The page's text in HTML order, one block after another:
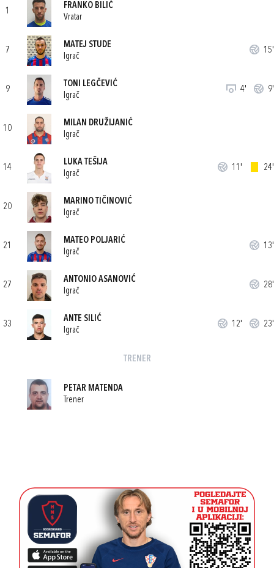
1
FRANKO BILIĆ
Vratar
7
MATEJ STUDE
Igrač
15'
9
TONI LEGČEVIĆ
Igrač
4' 9'
10
MILAN DRUŽIJANIĆ
Igrač
14
LUKA TEŠIJA
Igrač
11' 24'
20
MARINO TIČINOVIĆ
Igrač
21
MATEO POLJARIĆ
Igrač
13'
27
ANTONIO ASANOVIĆ
Igrač
28'
33
ANTE SILIĆ
Igrač
12' 23'
TRENER
PETAR MATENDA
Trener